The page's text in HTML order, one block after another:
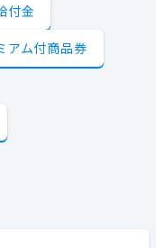
付金
アム付商品券